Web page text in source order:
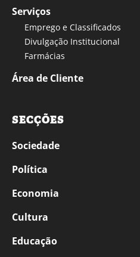
Serviços
Emprego e Classificados
Divulgação Institucional
Farmácias
Área de Cliente
SECÇÕES
Sociedade
Política
Economia
Cultura
Educação